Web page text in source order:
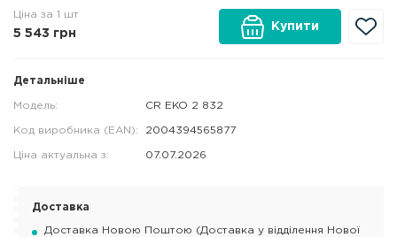
Ціна за 1 шт
5 543 грн
Купити
Детальніше
Модель: CR EKO 2 832
Код виробника (EAN): 2004394565877
Ціна актуальна з: 07.07.2026
Доставка
Доставка Новою Поштою (Доставка у відділення Нової